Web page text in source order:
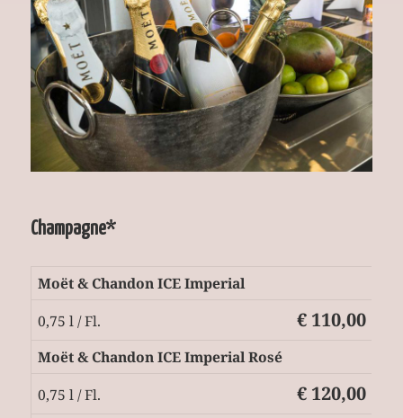
Champagne*
Moët & Chandon ICE Imperial
0,75 l / Fl.
€ 110,00
Moët & Chandon ICE Imperial Rosé
0,75 l / Fl.
€ 120,00